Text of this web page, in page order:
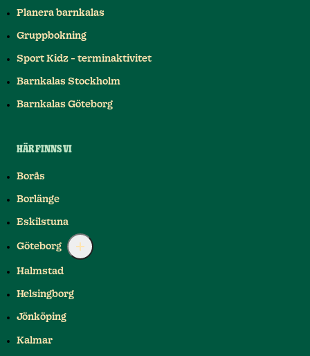
Planera barnkalas
Gruppbokning
Sport Kidz - terminaktivitet
Barnkalas Stockholm
Barnkalas Göteborg
HÄR FINNS VI
Borås
Borlänge
Eskilstuna
Göteborg
Halmstad
Helsingborg
Jönköping
Kalmar